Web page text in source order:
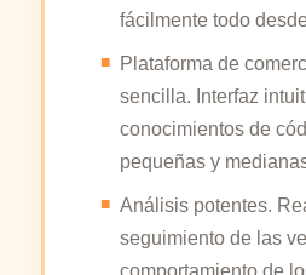
fácilmente todo
Plataforma de
sencilla. Interfaz
conocimientos de
pequeñas y
Análisis potentes.
seguimiento de las